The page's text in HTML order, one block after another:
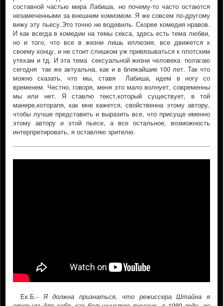
составной частью мира Лабиша, но почему-то часто остаются
незамеченными за внешним комизмом. Я же совсем по-другому
вижу эту пьесу.Это точно не водевиль. Скорее комедия нравов.
И как всегда в комедии на темы секса, здесь есть тема любви,
но и того, что все в жизни лишь иллюзия, все движется к
своему концу, и не стоит слишком уж привязываться к плотским
утехам и тд. И эта тема сексуальной жизни человека полагаю
сегодня так же актуальна, как и в ближайшие 100 лет. Так что
можно сказать, что мы, ставя Лабиша, идем в ногу со
временем. Честно, говоря, меня это мало волнует, современны
мы или нет. Я ставлю текст,который существует, в той
манере,которапя, как мне кажется, свойственна этому автору,
чтобы лучше представить и выразить все, что присуще именно
этому автору и этой пьесе, а все остальное, возможность
интерпретировать, я оставляю зрителю.
Ек.Б.-Я должна признаться, что режиссера Штайна я